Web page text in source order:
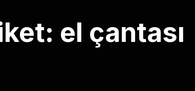
el çantası